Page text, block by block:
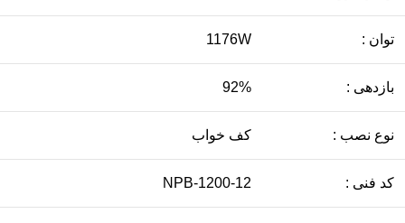
توان : 1176W
بازدهی : 92%
نوع نصب : کف خواب
کد فنی : NPB-1200-12